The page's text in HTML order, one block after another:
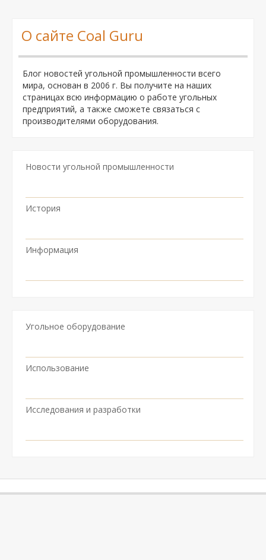
О сайте Coal Guru
Блог новостей угольной промышленности всего
мира, основан в 2006 г. Вы получите на наших
страницах всю информацию о работе угольных
предприятий, а также сможете связаться с
производителями оборудования.
Новости угольной промышленности
История
Информация
Угольное оборудование
Использование
Исследования и разработки